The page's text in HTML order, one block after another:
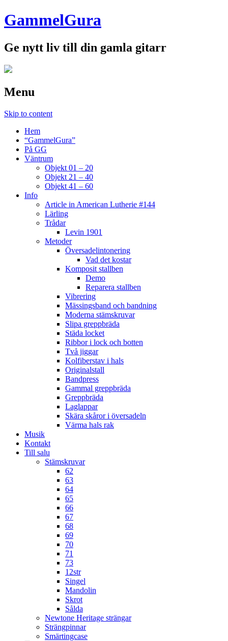
GammelGura
Ge nytt liv till din gamla gitarr
Menu
Skip to content
Hem
“GammelGura”
På GG
Väntrum
Objekt 01 – 20
Objekt 21 – 40
Objekt 41 – 60
Info
Article in American Lutherie #144
Lärling
Trådar
Levin 1901
Metoder
Översadelintonering
Vad det kostar
Komposit stallben
Demo
Reparera stallben
Vibrering
Mässingsband och bandning
Moderna stämskruvar
Slipa greppbräda
Städa locket
Ribbor i lock och botten
Två jiggar
Kolfiberstav i hals
Originalstall
Bandpress
Gammal greppbräda
Greppbräda
Laglappar
Skära skåror i översadeln
Värma hals rak
Musik
Kontakt
Till salu
Stämskruvar
62
63
64
65
66
67
68
69
70
71
73
12str
Singel
Mandolin
Skrot
Sålda
Newtone Heritage strängar
Strängpinnar
Smärtingcase